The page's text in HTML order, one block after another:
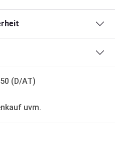
(D/AT)
uvm.